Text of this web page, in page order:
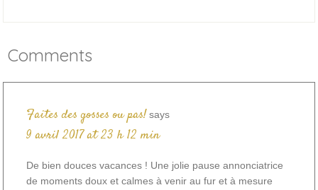
Comments
Faites des gosses ou pas! says
9 avril 2017 at 23 h 12 min
De bien douces vacances ! Une jolie pause annonciatrice
de moments doux et calmes à venir au fur et à mesure